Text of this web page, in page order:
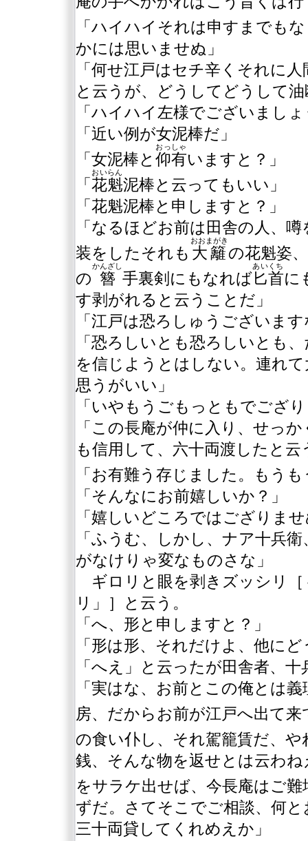
「ハイハイそれは申すまでも
かには思いませぬ」
「何せ江戸はセチ辛くそれに人
と云うが、どうしてどうして
「ハイハイ左様でございまし
「近い例が女泥棒だ」
「女泥棒と 仰有
おっしゃ
いますと？」
「 花魁
おいらん
泥棒と云ってもいい」
「花魁泥棒と申しますと？」
「なるほどお前は田舎の人、
装をしたそれも 大籬
おおまがき
の花魁姿
の 簪
かんざし
手裏剣にもなれば匕首
あいくち
に
す剥がれると云うことだ」
「江戸は恐ろしゅうございま
「恐ろしいとも恐ろしいとも
を信じようとはしない。連れ
思うがいい」
「いやもうごもっともでござ
「この長庵が仲に入り、せっ
も信用して、六十両渡したと
「お有難う存じました。もうも
「そんなにお前嬉しいか？」
「嬉しいどころではござりま
「ふうむ、しかし、ナア十兵
がなけりゃ変なものさな」
ギロリと眼を剥きズッシリ
リ」］
と云う。
「へ、形と申しますと？」
「形は形、それだけよ、他に
「へえ」と云ったが田舎者、
「実はな、お前とこの俺とは
房、だからお前が江戸へ出て来
の食い仆し、それ駕籠賃だ、や
銭、そんな物を返せとは云わ
をサラケ出せば、今長庵はご
ずだ。さてそこでご相談、何
三十両貸してくれめえか」